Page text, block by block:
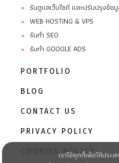
∘ รับดูแลเว็บไซต์ และปรับปรุงข้อ
∘ WEB HOSTING & VPS
∘ รับทำ SEO
∘ รับทำ GOOGLE ADS
PORTFOLIO
BLOG
CONTACT US
PRIVACY POLICY
COOKIES POLICY
เราใช้คุกกี้เพื่อให้ปร